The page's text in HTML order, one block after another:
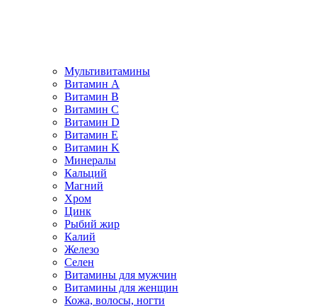
Мультивитамины
Витамин A
Витамин B
Витамин C
Витамин D
Витамин E
Витамин K
Минералы
Кальций
Магний
Хром
Цинк
Рыбий жир
Калий
Железо
Селен
Витамины для мужчин
Витамины для женщин
Кожа, волосы, ногти